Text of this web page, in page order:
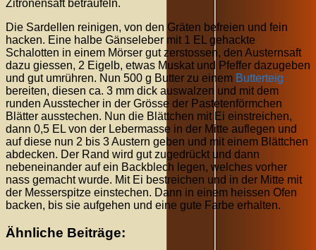
Zitronensaft beträufeln.
Die Sardellen reinigen, von den Gräten befreien und fein
hacken. Eine halbe Gänseleber mit 1 EL gehackte
Schalotten in einem Mörser gut zerstossen, den Austernsaft
dazu giessen, 2 Eigelb, etwas Muskat und Pfeffer dazugeben
und gut umrühren. Nun 500 g Butter zu einem Butterteig
bereiten, diesen ca. 3 mm dick auswalzen und mit dem
runden Ausstecher in der Grösse der Pastetenförmchen
Blätter ausstechen. Nun die Blättchen mit Ei einstreichen,
dann 0,5 EL von der Lebermasse in der Mitte auflegen und
auf diese nun 2 bis 3 Austern geben und mit einem Blättchen
abdecken. Der Rand wird gut zugedrückt und dann
nebeneinander auf ein Backblech legen, welches vorher
nass gemacht wurde. Mit Ei bestreichen und in der Mitte mit
der Messerspitze einstechen. Dann in einem heissen Ofen
backen, bis sie aufgehen und eine gute Farbe erhalten.
Ähnliche Beiträge: